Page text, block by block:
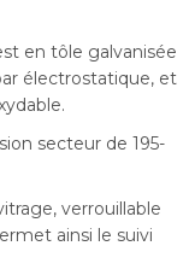
en tôle galvanisée
électrostatique, et
secteur de 195-
verrouillable
ainsi le suivi